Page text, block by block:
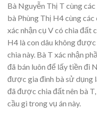
Bà Nguyễn Thị T cùng
bà Phùng Thị H4 cùng
xác nhận cụ V có chia đất
H4 là con dâu không
chia này. Bà T xác nhận
đã bán luôn để lấy tiền đi
được gia đình bà sử dụng
đã được chia đất nên bà
cầu gì trong vụ án này.